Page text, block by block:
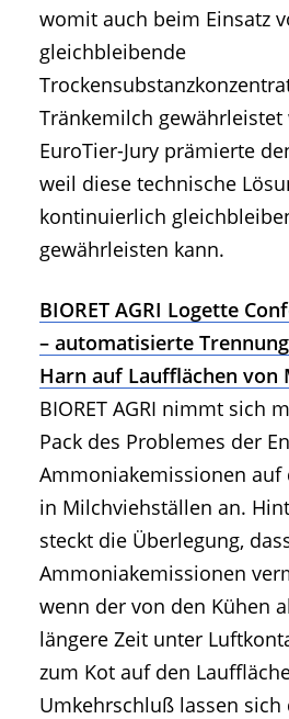
womit auch beim Einsatz
gleichbleibende
Tränkemilch
EuroTier-Jury prämierte
weil diese technische
kontinuierlich
gewährleisten kann.
BIORET AGRI Logette
– automatisierte
Harn auf Laufflächen von
BIORET AGRI nimmt sich
Pack des Problemes der
Ammoniakemissionen auf
in Milchviehställen an.
steckt die Überlegung,
Ammoniakemissionen
wenn der von den Kühen
längere Zeit unter
zum Kot auf den
Umkehrschluß lassen